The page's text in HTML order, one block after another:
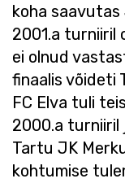
koha
2001.a turniiril
ei olnud
finaalis võideti
FC Elva tuli
2000.a turniiril
Tartu JK
kohtumise